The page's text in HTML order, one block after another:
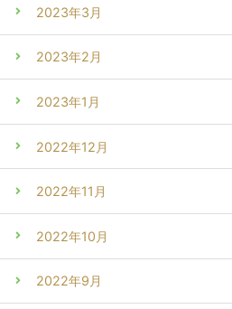
2023年3月
2023年2月
2023年1月
2022年12月
2022年11月
2022年10月
2022年9月